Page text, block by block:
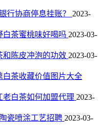
行协商停息挂账？ 2023-
白茶蜜桃味好喝吗 2023-03-
和陈皮冲泡的功效 2023-03-
白茶收藏价值图片大全
白茶如何加盟代理 2023-
瓷喷涂工艺招聘 2023-03-